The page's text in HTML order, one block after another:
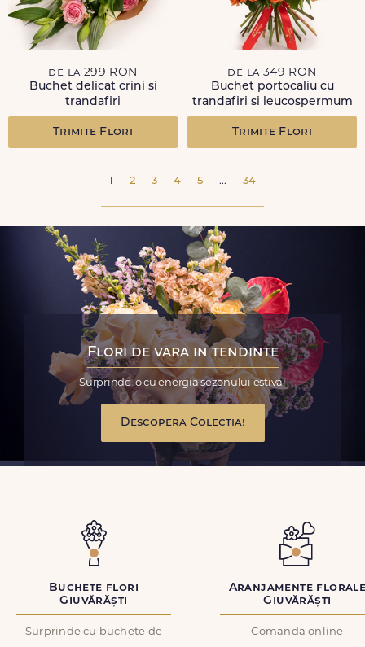
de la 299 RON
Buchet delicat crini si
trandafiri
Trimite Flori
de la 349 RON
Buchet portocaliu cu
trandafiri si leucospermum
Trimite Flori
1 2 3 4 5 ... 34
Flori de vara in tendinte
Surprinde-o cu energia sezonului estival
Descopera Colectia!
Buchete flori
Giuvărăști
Surprinde cu buchete de
Aranjamente
Giuvărăști
Comanda online